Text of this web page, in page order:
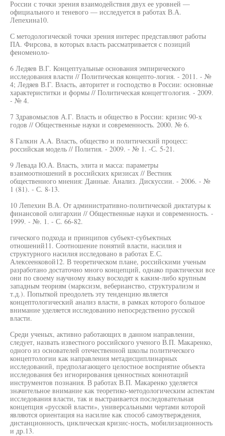
России с точки зрения взаимодействия двух ее уровней —
официального и теневого — исследуется в работах В.А.
Лепехина10.
С методологической точки зрения интерес представляют работы
ПА. Фирсова, в которых власть рассматривается с позиций
феноменоло-
6 Ледяев В.Г. Концептуальные основания эмпирического
исследования власти // Политическая концепто-логия. - 2011. - №
4; Ледяев В.Г. Власть, авторитет и господство в России: основные
характериститки и формы // Политическая концегтгология. - 2009.
- № 4.
7 Здравомыслов А.Г. Власть и общество в России: кризис 90-х
годов // Общественные науки и современность. 2000. № 6.
8 Галкин A.A. Власть, общество и политический процесс:
российская модель // Полития. - 2009. - № 1. -С. 5-21.
9 Левада Ю.А. Власть, элита и масса: параметры
взаимоотношений в российских кризисах // Вестник
общественного мнения: Данные. Анализ. Дискуссии. - 2006. - №
1 (81). - С. 8-13.
10 Лепехин В.А. От административно-политической диктатуры к
финансовой олигархии // Общественные науки и современность. -
1999. - №. 1. - С. 66-82.
гического подхода и принципов субъект-субъектных
отношений11. Соотношение понятий власти, насилия и
структурного насилия исследовано в работах Е.С.
Алексеенковой12. В теоретическом плане, российскими ученым
разработано достаточно много концепций, однако практически все
они по своему научному языку восходят к каким-либо крупным
западным теориям (марксизм, веберианство, структурализм и
т.д.). Попыткой преодолеть эту тенденцию является
концептологический анализ власти, в рамках которого большое
внимание уделяется исследованию непосредственно русской
власти.
Среди ученых, активно работающих в данном направлении,
следует, назвать известного российского ученого В.П. Макаренко,
одного из основателей отечественной школы политического
концептологии как направления метадисциплинарных
исследований, предполагающего целостное восприятие объекта
исследования без игнорирования ценностных коннотаций
инструментов познания. В работах В.П. Макаренко уделяется
значительное внимание как теоретико-методологическим аспектам
исследования власти, так и выстраивается последовательная
концепция «русской власти», универсальными чертами которой
являются ориентация на насилие как способ самоутверждения,
дистанционность, циклическая кризис-ность, мобилизационность
и др.13.